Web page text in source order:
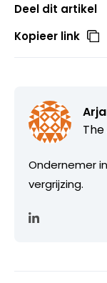
Deel dit artikel
Kopieer link
Ondernemer
vergrijzing.